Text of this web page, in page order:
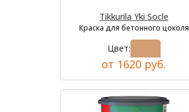
Tikkurila Yki Socle
Краска для бетонного цоколя
Цвет:
от 1620 руб.